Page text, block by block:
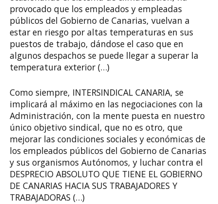
provocado que los empleados y empleadas
públicos del Gobierno de Canarias, vuelvan a
estar en riesgo por altas temperaturas en sus
puestos de trabajo, dándose el caso que en
algunos despachos se puede llegar a superar la
temperatura exterior (…)
Como siempre, INTERSINDICAL CANARIA, se
implicará al máximo en las negociaciones con la
Administración, con la mente puesta en nuestro
único objetivo sindical, que no es otro, que
mejorar las condiciones sociales y económicas de
los empleados públicos del Gobierno de Canarias
y sus organismos Autónomos, y luchar contra el
DESPRECIO ABSOLUTO QUE TIENE EL GOBIERNO
DE CANARIAS HACIA SUS TRABAJADORES Y
TRABAJADORAS (…)